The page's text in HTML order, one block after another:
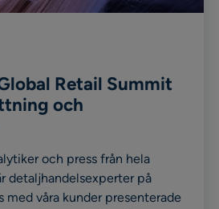
Retail Summit
och
och press från hela
detaljhandelsexperter på
med våra kunder presenterade